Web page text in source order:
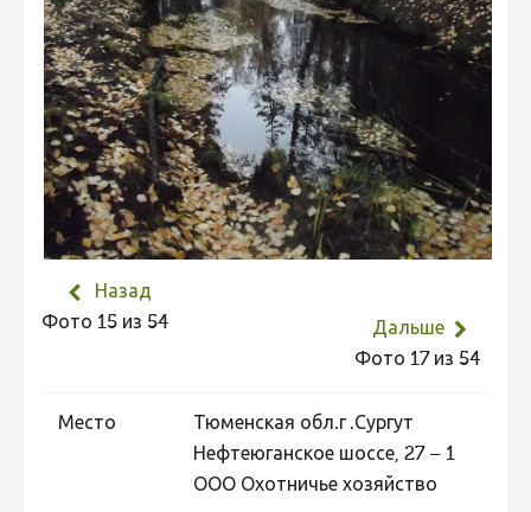
Назад
Фото 15 из 54
Дальше
Фото 17 из 54
Место
Тюменская обл.г .Сургут
Нефтеюганское шоссе, 27 – 1
ООО Охотничье хозяйство